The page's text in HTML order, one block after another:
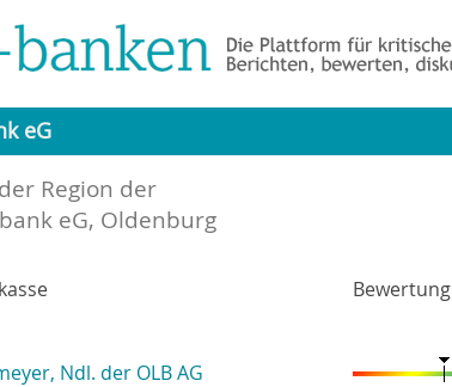
eG
Region der
eG, Oldenburg
Bewertung
Ndl. der OLB AG